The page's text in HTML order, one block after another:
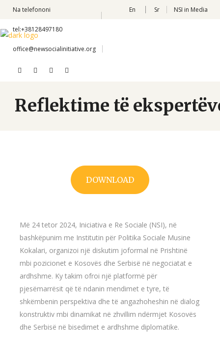
Na telefononi
tel:+38128497180
office@newsocialinitiative.org
En Sr NSI in Media
Reflektime të
DOWNLOAD
Më 24 tetor 2024, Iniciativa e Re Sociale (NSI), në
bashkëpunim me Institutin për Politika Sociale Musine
Kokalari, organizoi një diskutim joformal në Prishtinë
mbi pozicionet e Kosovës dhe Serbisë në negociatat e
ardhshme. Ky takim ofroi një platformë për
pjesëmarrësit që të ndanin mendimet e tyre, të
shkëmbenin perspektiva dhe të angazhoheshin në dialog
konstruktiv mbi dinamikat në zhvillim ndërmjet Kosovës
dhe Serbisë në bisedimet e ardhshme diplomatike.